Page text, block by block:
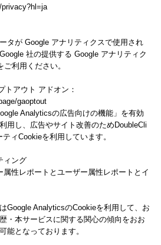
タが Google アナリティクスで使用され
社の提供する Google アナリティク
利用ください。
トアウト アドオン：
gaoptout
Analyticsの広告向けの機能」を有効
用し、広告やサイト改善のためDoubleCli
ィCookieを利用しています。
ィング
性レポートとユーザー属性レポートとイ
Google AnalyticsのCookieを利用して、お
・本サービスに関する関心の傾向をおお
能となっております。